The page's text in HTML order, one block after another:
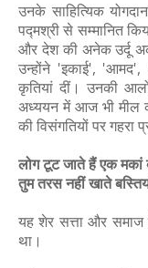
उनके साहित्यिक
पद्मश्री से सम्मानित
और देश की अनेक उर्दू
उन्होंने 'इकाई',
कृतियां दीं। उनकी
अध्ययन में आज भी मील
की विसंगतियों पर गहरा
लोग टूट जाते हैं एक मकां
तुम तरस नहीं खाते
यह शेर सत्ता और
था।